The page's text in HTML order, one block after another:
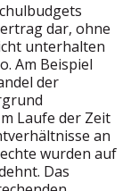
dar, ohne
unterhalten
Am Beispiel
der
Laufe der Zeit
an
wurden auf
Das